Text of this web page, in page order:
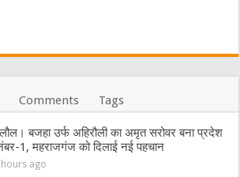
Comments Tags
बजहा उर्फ अहिरौली का अमृत सरोवर बना प्रदेश
1, महराजगंज को दिलाई नई पहचान
hours ago